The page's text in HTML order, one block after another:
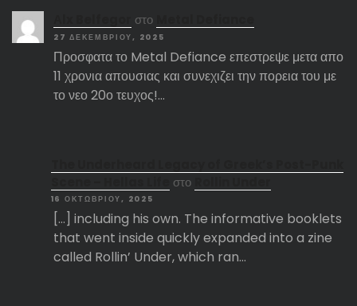
στο
27 ΔΕΚΕΜΒΡΊΟΥ, 2025
Προσφατα το Metal Defiance επεστρεψε μετα απο
11 χρονια απουσιας και συνεχιζει την πορεια του με
το νεο 20ο τευχος!…
στο
16 ΟΚΤΩΒΡΊΟΥ, 2025
[…] including his own. The informative booklets
that went inside quickly expanded into a zine
called Rollin’ Under, which ran…